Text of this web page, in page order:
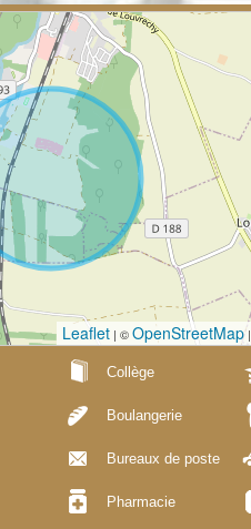
Leaflet | ©OpenStreetMap|
Collège
Boulangerie
Bureaux de poste
Pharmacie